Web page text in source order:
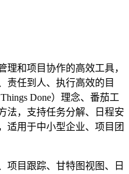
理和项目协作的高效工具，
责任到人、执行高效的目
Done）理念、番茄工
法，支持任务分解、日程安
适用于中小型企业、项目团
项目跟踪、甘特图视图、日